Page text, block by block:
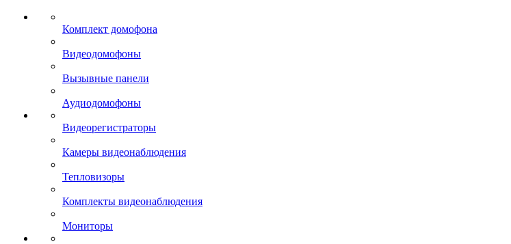
Комплект домофона
Видеодомофоны
Вызывные панели
Аудиодомофоны
Видеорегистраторы
Камеры видеонаблюдения
Тепловизоры
Комплекты видеонаблюдения
Мониторы